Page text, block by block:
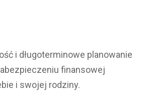
i długoterminowe planowanie
finansowej
i swojej rodziny.